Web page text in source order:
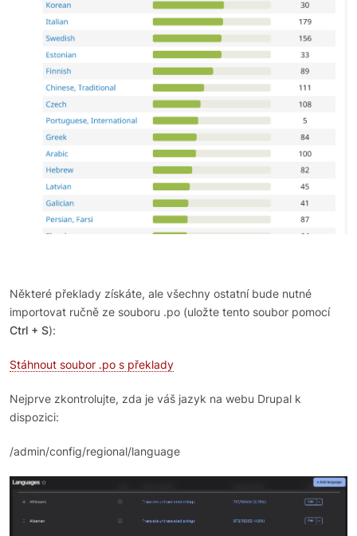
Některé překlady získáte, ale všechny ostatní bude nutné
importovat ručně ze souboru .po (uložte tento soubor pomocí
Ctrl + S):
Stáhnout soubor .po s překlady
Nejprve zkontrolujte, zda je váš jazyk na webu Drupal k
dispozici:
/admin/config/regional/language